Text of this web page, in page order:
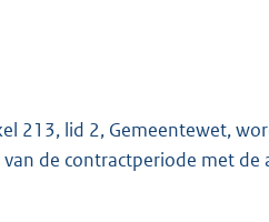
213, lid 2, Gemeentewet,
de contractperiode met de